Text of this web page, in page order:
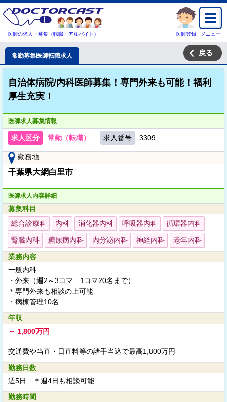
医師の求人・募集（転職・アルバイト） 医師登録 メニュー
常勤募集医師転職求人 戻る
自治体病院/内科医師募集！専門外来も可能！福利
厚生充実！
医師求人募集情報
求人区分 常勤（転職） 求人番号 3309
勤務地
千葉県大網白里市
医師求人内容詳細
募集科目
総合診療科
内科 消化器内科 呼吸器内科 循環器内科
腎臓内科 糖尿病内科 内分泌内科 神経内科 老年内科
業務内容
一般内科
・外来（週2～3コマ 1コマ20名まで）
＊専門外来も相談の上可能
・病棟管理10名
年収
～ 1,800万円
交通費や当直・日直料等の諸手当込で最高1,800万円
勤務日数
週5日 ＊週4日も相談可能
勤務時間